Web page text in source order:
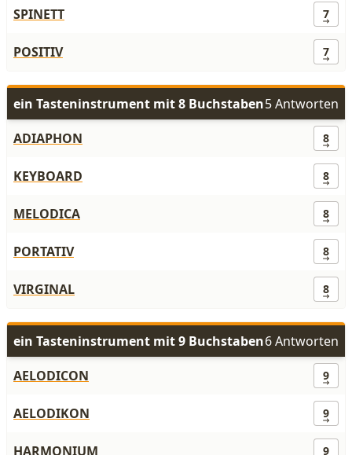
SPINETT 7
POSITIV 7
ein Tasteninstrument mit 8 Buchstaben5 Antworten
ADIAPHON
8
KEYBOARD 8
MELODICA 8
PORTATIV 8
VIRGINAL 8
ein Tasteninstrument mit 9 Buchstaben6 Antworten
AELODICON
9
AELODIKON 9
HARMONIUM 9